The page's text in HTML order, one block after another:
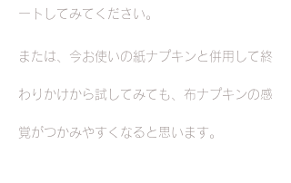
ートしてみてください。
または、今お使いの紙ナプキンと併用して終
わりかけから試してみても、布ナプキンの感
覚がつかみやすくなると思います。